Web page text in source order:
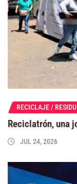
RECICLAJE /
Reciclatrón, una
JUL 24, 2026